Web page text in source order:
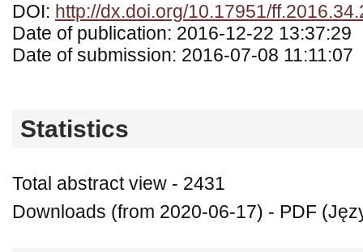
DOI: http://dx.doi.org/10.17951/
Date of publication: 2016-12-22 13:37:29
Date of submission: 2016-07-08 11:11:07
Statistics
Total abstract view - 2431
Downloads (from 2020-06-17) - PDF